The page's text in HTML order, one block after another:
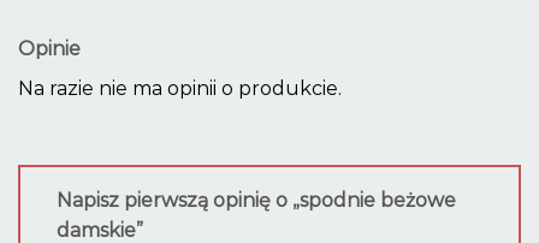
Opinie
Na razie nie ma opinii o produkcie.
Napisz pierwszą opinię o „spodnie beżowe
damskie”